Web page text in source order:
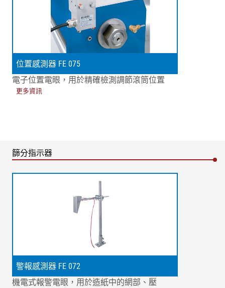
位置感測器 FE 075
電子位置電眼，用於精確檢測調節滾筒位置
更多資訊
篩分指示器
警報感測器 FE 072
機電式報警電眼，用於造紙中的網部、壓